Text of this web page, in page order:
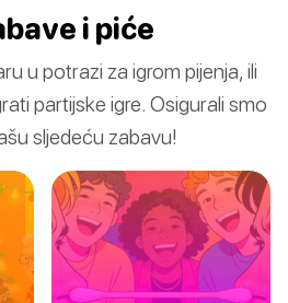
i piće
u potrazi za igrom pijenja, ili
partijske igre. Osigurali smo
sljedeću zabavu!